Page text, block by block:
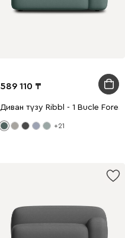
589 110
Диван түзу Ribbl - 1 Bucle
+21